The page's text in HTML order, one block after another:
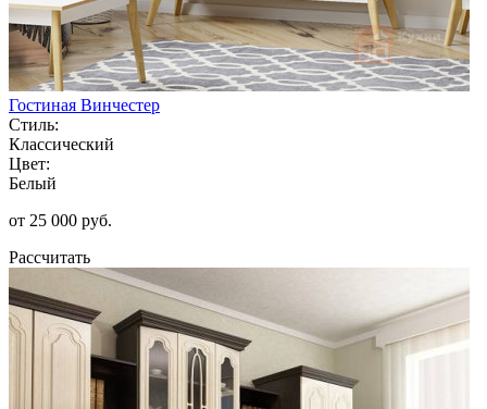
Гостиная Винчестер
Стиль:
Классический
Цвет:
Белый
от 25 000 руб.
Рассчитать